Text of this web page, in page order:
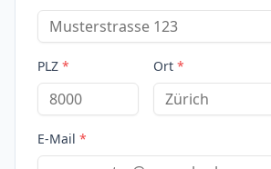
PLZ * Ort *
E-Mail *